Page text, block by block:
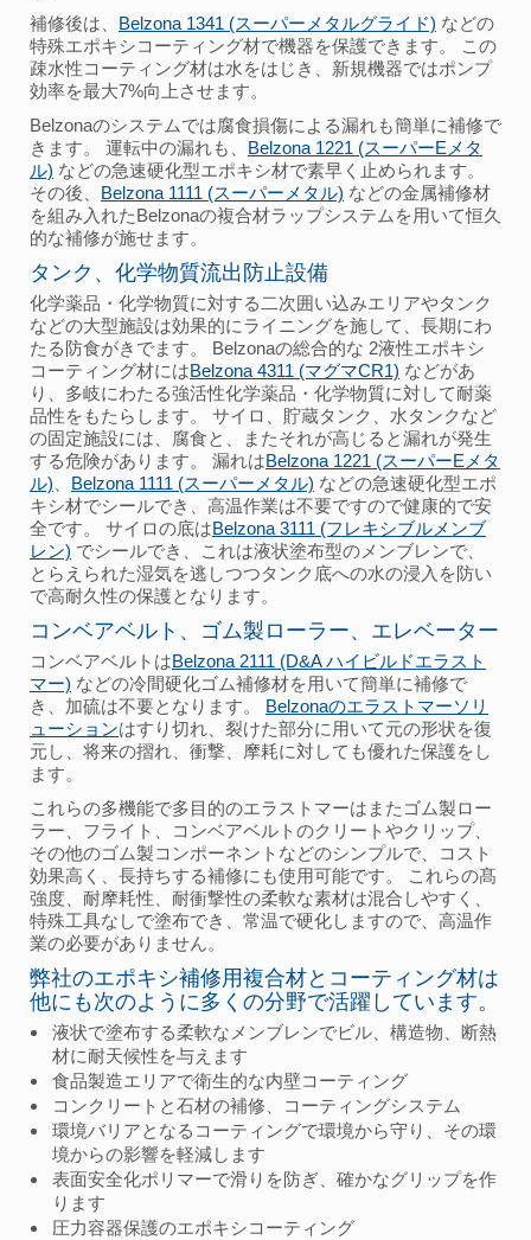
補修後は、 Belzona 1341 (スーパーメタルグライド) などの
特殊エポキシコーティング材で機器を保護できます。 この
疎水性コーティング材は水をはじき、新規機器ではポンプ
効率を最大7%向上させます。
Belzonaのシステムでは腐食損傷による漏れも簡単に補修で
きます。 運転中の漏れも、 Belzona 1221 (スーパーEメタ
ル) などの急速硬化型エポキシ材で素早く止められます。
その後、 Belzona 1111 (スーパーメタル) などの金属補修材
を組み入れたBelzonaの複合材ラップシステムを用いて恒久
的な補修が施せます。
タンク、化学物質流出防止設備
化学薬品・化学物質に対する二次囲い込みエリアやタンク
などの大型施設は効果的にライニングを施して、長期にわ
たる防食がきでます。 Belzonaの総合的な 2液性エポキシ
コーティング材にはBelzona 4311 (マグマCR1) などがあ
り、多岐にわたる強活性化学薬品・化学物質に対して耐薬
品性をもたらします。 サイロ、貯蔵タンク、水タンクなど
の固定施設には、腐食と、またそれが高じると漏れが発生
する危険があります。 漏れはBelzona 1221 (スーパーEメタ
ル)
Belzona 1111 (スーパーメタル) などの急速硬化型エポ
キシ材でシールでき、高温作業は不要ですので健康的で安
全です。 サイロの底はBelzona 3111 (フレキシブルメンブ
レン) でシールでき、これは液状塗布型のメンブレンで、
とらえられた湿気を逃しつつタンク底への水の浸入を防い
で高耐久性の保護となります。
コンベアベルト、ゴム製ローラー、エレベーター
コンベアベルトはBelzona 2111 (D&A ハイビルドエラスト
マー) などの冷間硬化ゴム補修材を用いて簡単に補修で
き、加硫は不要となります。 Belzonaのエラストマーソリ
ューションはすり切れ、裂けた部分に用いて元の形状を復
元し、将来の摺れ、衝撃、摩耗に対しても優れた保護をし
ます。
これらの多機能で多目的のエラストマーはまたゴム製ロー
ラー、フライト、コンベアベルトのクリートやクリップ、
その他のゴム製コンポーネントなどのシンプルで、コスト
効果高く、長持ちする補修にも使用可能です。 これらの髙
強度、耐摩耗性、耐衝撃性の柔軟な素材は混合しやすく、
特殊工具なしで塗布でき、常温で硬化しますので、高温作
業の必要がありません。
弊社のエポキシ補修用複合材とコーティング材は
他にも次のように多くの分野で活躍しています。
液状で塗布する柔軟なメンブレンでビル、構造物、断熱
材に耐天候性を与えます
食品製造エリアで衛生的な内壁コーティング
コンクリートと石材の補修、コーティングシステム
環境バリアとなるコーティングで環境から守り、その環
境からの影響を軽減します
表面安全化ポリマーで滑りを防ぎ、確かなグリップを作
ります
圧力容器保護のエポキシコーティング